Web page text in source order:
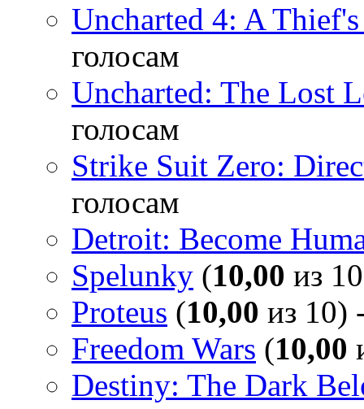
Uncharted 4: A
голосам
Uncharted: The Lost
голосам
Strike Suit Zero:
голосам
Detroit: Become
Spelunky (10,00 из
Proteus (10,00 из 10)
Freedom Wars (10,00
Destiny: The Dark